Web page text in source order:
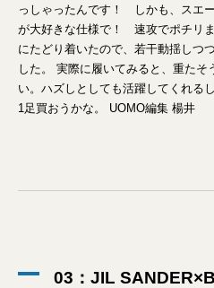
っしゃったんです！ しかも、スエ
が大好きな仕様で！ 速攻でポチリ
にたどり着いたので、若干動揺しつ
した。 実際に履いてみると、重た
い。ハズしとしても活躍してくれる
1足買おうかな。 UOMO編集 楊井
03：JIL